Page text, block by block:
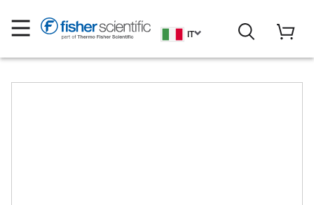
IT